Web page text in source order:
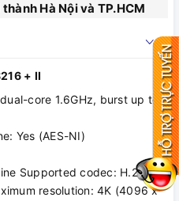
Hà Nội và TP.HCM
+ II
core 1.6GHz, burst up to
Yes (AES-NI)
Supported codec: H.264
resolution: 4K (4096 x